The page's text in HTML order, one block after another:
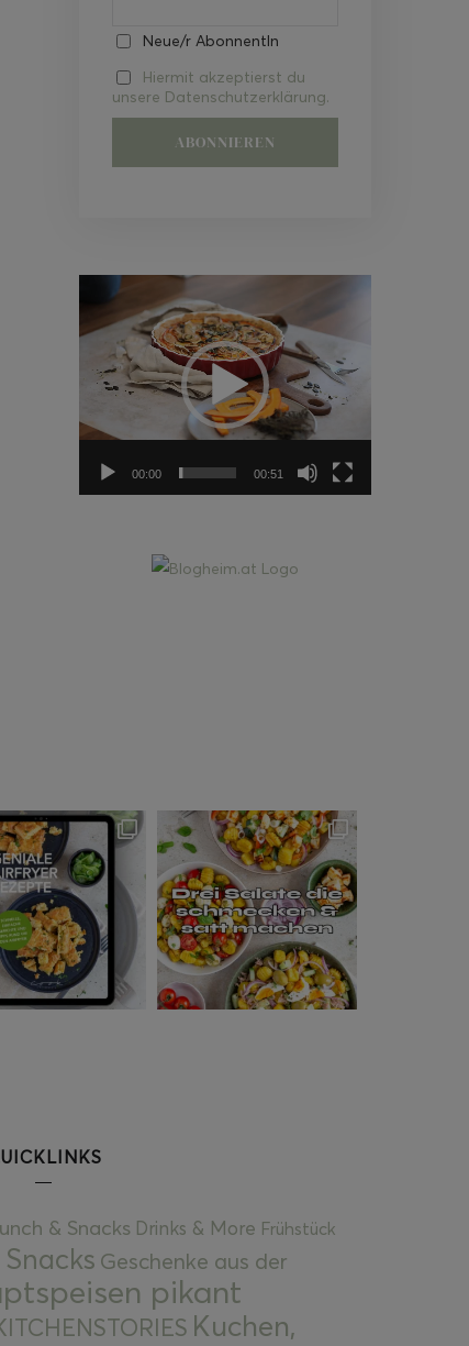
Neue/r AbonnentIn
Hiermit akzeptierst du
unsere Datenschutzerklärung.
Video-
Player
00:00 00:51
& Snacks Drinks & More Frühstück
Geschenke aus der
pikant
Kuchen,